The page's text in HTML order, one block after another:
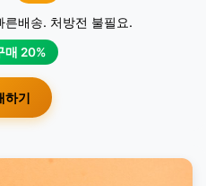
른배송. 처방전 불필요.
매 20%
하기